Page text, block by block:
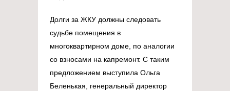
Долги за ЖКУ должны следовать
судьбе помещения в
многоквартирном доме, по аналогии
со взносами на капремонт. С таким
предложением выступила Ольга
Беленькая, генеральный директор